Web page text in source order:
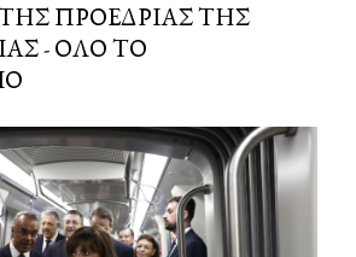
ΠΡΟΕΔΡΊΑΣ ΤΗΣ
- ΌΛΟ ΤΟ